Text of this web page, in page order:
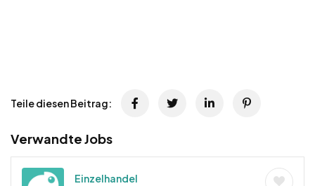
Teile diesen Beitrag:
Verwandte Jobs
Einzelhandel